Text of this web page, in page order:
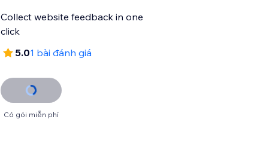
Collect website feedback in one
click
5.01 bài đánh giá
Có gói miễn phí